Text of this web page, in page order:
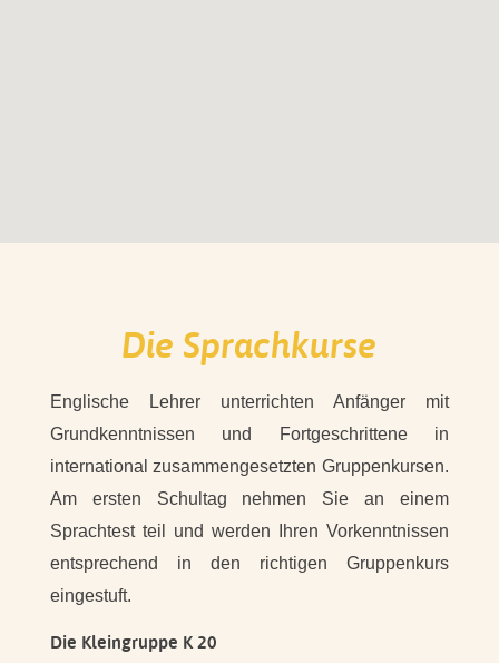
Die Sprachkurse
Englische Lehrer unterrichten Anfänger mit
Grundkenntnissen und Fortgeschrittene in
international zusammengesetzten Gruppenkursen.
Am ersten Schultag nehmen Sie an einem
Sprachtest teil und werden Ihren Vorkenntnissen
entsprechend in den richtigen Gruppenkurs
eingestuft.
Die Kleingruppe K 20